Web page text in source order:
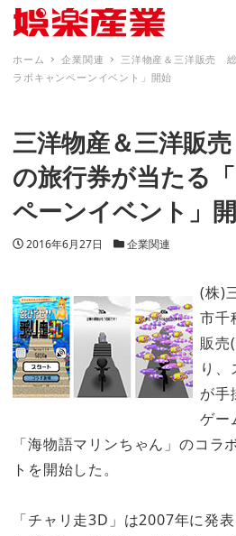
ホーム 企業関連
三洋物産＆三洋販売
ラボキャンペーンイベント」開始
三洋物産＆三洋販
の旅行券が当たる
ペーンイベント」
投稿日
2016年6月27日 カテゴリー
企業関連
(株)
市千
販売
り
が手
ゲー
「海物語マリンちゃん」のコラ
トを開始した。
「チャリ走3D」は2007年に発